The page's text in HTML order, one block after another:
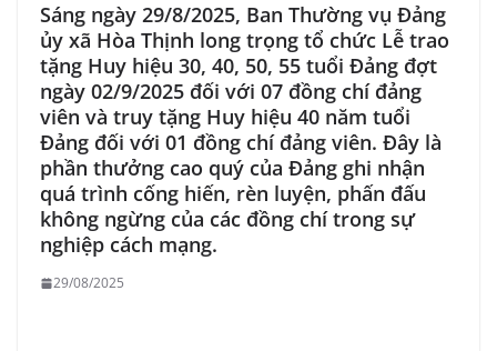
Sáng ngày 29/8/2025, Ban Thường vụ Đảng
ủy xã Hòa Thịnh long trọng tổ chức Lễ trao
tặng Huy hiệu 30, 40, 50, 55 tuổi Đảng đợt
ngày 02/9/2025 đối với 07 đồng chí đảng
viên và truy tặng Huy hiệu 40 năm tuổi
Đảng đối với 01 đồng chí đảng viên. Đây là
phần thưởng cao quý của Đảng ghi nhận
quá trình cống hiến, rèn luyện, phấn đấu
không ngừng của các đồng chí trong sự
nghiệp cách mạng.
29/08/2025